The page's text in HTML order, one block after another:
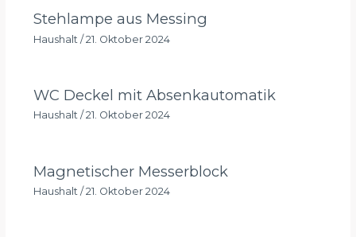
Stehlampe aus Messing
Haushalt /21. Oktober 2024
WC Deckel mit Absenkautomatik
Haushalt/ 21. Oktober 2024
Magnetischer Messerblock
Haushalt/ 21. Oktober 2024